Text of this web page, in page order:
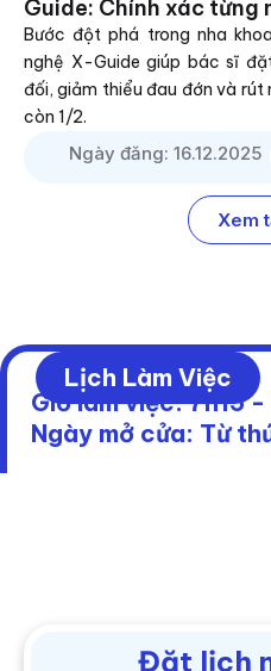
Guide: Chính xác từng
Bước đột phá trong nha
nghệ X-Guide giúp bác sĩ
đối, giảm thiểu đau đớn và
còn 1/2.
Ngày đăng: 16.12.2025
Xem
Lịch Làm Việc
Giờ làm việc: 7h15 -
Ngày mở cửa: Từ
Đặt lịch